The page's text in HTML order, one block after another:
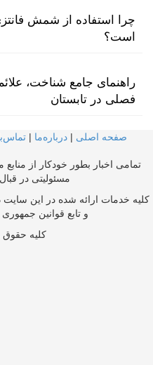
چرا استفاده از شمش
است؟
راهنمای جامع شناخت،
فصلی در تابستان
صفحه اصلی | درباره‌ما |
تمامی اخبار بطور خودکار از
مسئولیتی در
کلیه خدمات ارائه شده در این
و تابع قوانین
کلیه